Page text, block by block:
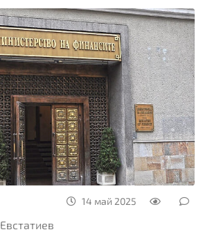
14 май 2025